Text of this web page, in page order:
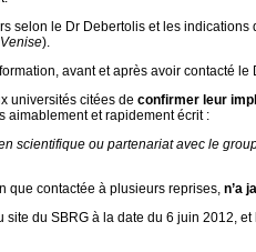
selon le Dr Debertolis et les
).
avant et après avoir contacté le
universités citées de confirmer leur
aimablement et rapidement écrit :
scientifique ou partenariat avec le
que contactée à plusieurs reprises, n’a
site du SBRG à la date du 6 juin 2012,